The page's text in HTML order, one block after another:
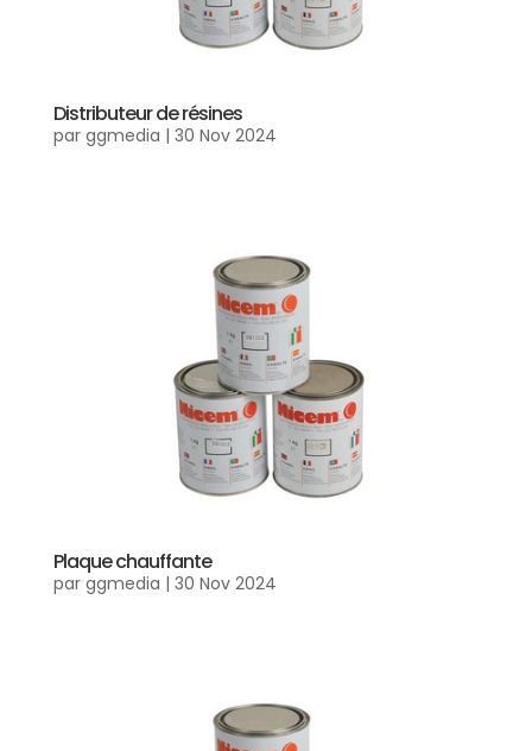
Distributeur de résines
par ggmedia | 30 Nov 2024
Plaque chauffante
par ggmedia | 30 Nov 2024